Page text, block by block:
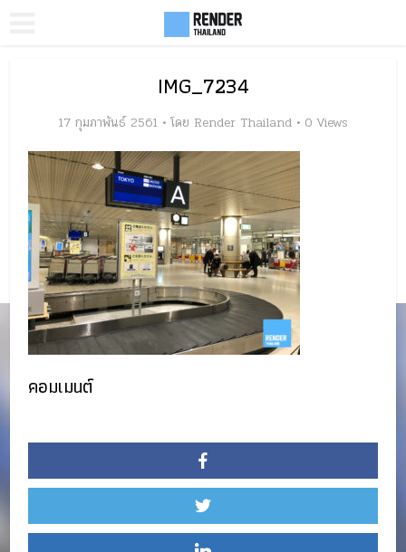
IMG_7234
17 กุมภาพันธ์ 2561 โดย Render Thailand 0 Views
คอมเมนต์